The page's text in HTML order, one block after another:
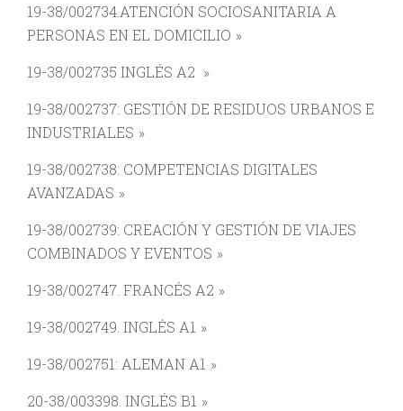
19-38/002734.ATENCIÓN SOCIOSANITARIA A
PERSONAS EN EL DOMICILIO
19-38/002735 INGLÉS A2
19-38/002737: GESTIÓN DE RESIDUOS URBANOS E
INDUSTRIALES
19-38/002738: COMPETENCIAS DIGITALES
AVANZADAS
19-38/002739: CREACIÓN Y GESTIÓN DE VIAJES
COMBINADOS Y EVENTOS
19-38/002747. FRANCÉS A2
19-38/002749. INGLÉS A1
19-38/002751: ALEMAN A1
20-38/003398. INGLÉS B1